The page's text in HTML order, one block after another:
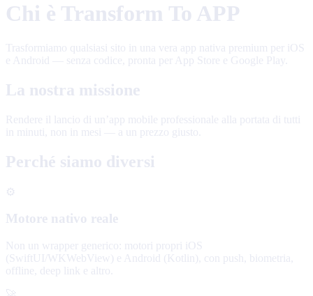
Chi è Transform To APP
Trasformiamo qualsiasi sito in una vera app nativa premium per iOS
e Android — senza codice, pronta per App Store e Google Play.
La nostra missione
Rendere il lancio di un’app mobile professionale alla portata di tutti
in minuti, non in mesi — a un prezzo giusto.
Perché siamo diversi
⚙️
Motore nativo reale
Non un wrapper generico: motori propri iOS
(SwiftUI/WKWebView) e Android (Kotlin), con push, biometria,
offline, deep link e altro.